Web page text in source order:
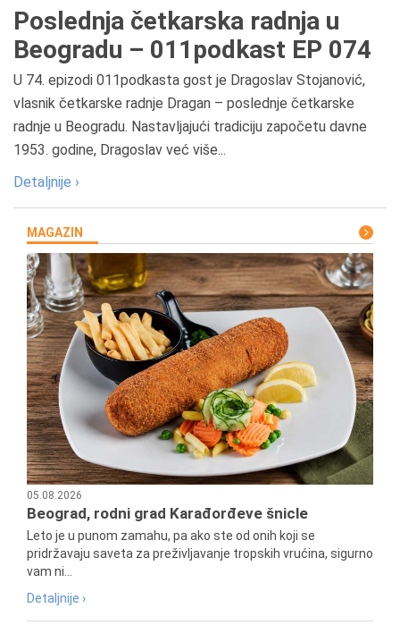
Poslednja četkarska radnja u
Beogradu – 011podkast EP 074
U 74. epizodi 011podkasta gost je Dragoslav Stojanović,
vlasnik četkarske radnje Dragan – poslednje četkarske
radnje u Beogradu. Nastavljajući tradiciju započetu davne
1953. godine, Dragoslav već više...
Detaljnije ›
MAGAZIN
05.08.2026
Beograd, rodni grad Karađorđeve šnicle
Leto je u punom zamahu, pa ako ste od onih koji se
pridržavaju saveta za preživljavanje tropskih vrućina, sigurno
vam ni...
Detaljnije ›